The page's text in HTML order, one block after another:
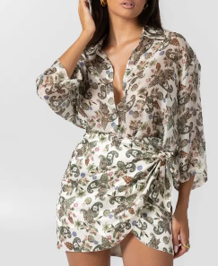
L S M
ΠΡΟΣΘΉΚΗ ΣΤΟ ΚΑΛΆΘΙ →